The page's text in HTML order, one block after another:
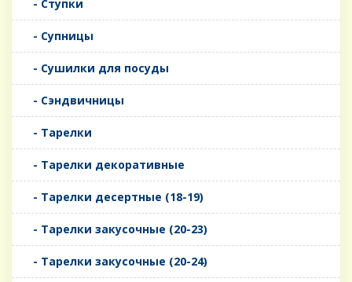
- Ступки
- Супницы
- Сушилки для посуды
- Сэндвичницы
- Тарелки
- Тарелки декоративные
- Тарелки десертные (18-19)
- Тарелки закусочные (20-23)
- Тарелки закусочные (20-24)